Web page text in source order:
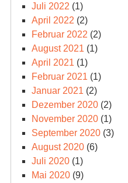
Juli 2022 (1)
April 2022 (2)
Februar 2022 (2)
August 2021 (1)
April 2021 (1)
Februar 2021 (1)
Januar 2021 (2)
Dezember 2020(2)
November 2020(1)
September 2020(3)
August 2020(6)
Juli 2020(1)
Mai 2020(9)